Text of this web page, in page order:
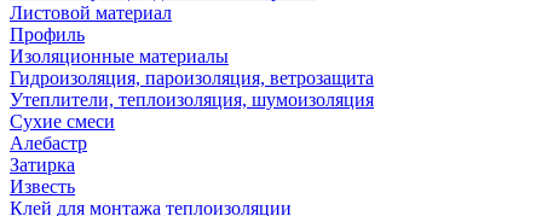
Листовой материал
Профиль
Изоляционные материалы
Гидроизоляция, пароизоляция, ветрозащита
Утеплители, теплоизоляция, шумоизоляция
Сухие смеси
Алебастр
Затирка
Известь
Клей для монтажа теплоизоляции